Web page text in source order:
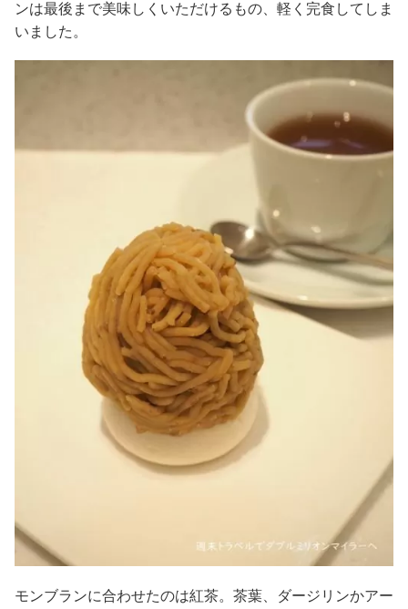
ンは最後まで美味しくいただけるもの、軽く完食してしま
いました。
モンブランに合わせたのは紅茶。茶葉、ダージリンかアー